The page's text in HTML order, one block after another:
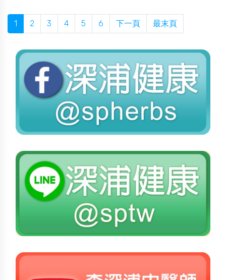
1 2 3 4 5 6 下一頁 最末頁